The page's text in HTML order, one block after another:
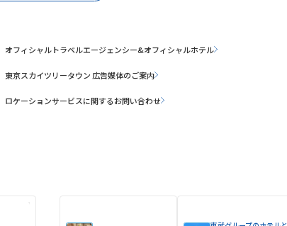
オフィシャルトラベルエージェンシー&オフィシャルホテル
東京スカイツリータウン 広告媒体のご案内
ロケーションサービスに関するお問い合わせ